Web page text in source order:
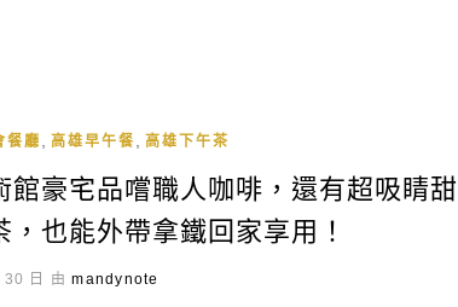
餐廳 高雄早午餐 高雄下午茶
館豪宅品嚐職人咖啡，還有超吸睛甜
也能外帶拿鐵回家享用！
30 日 由mandynote